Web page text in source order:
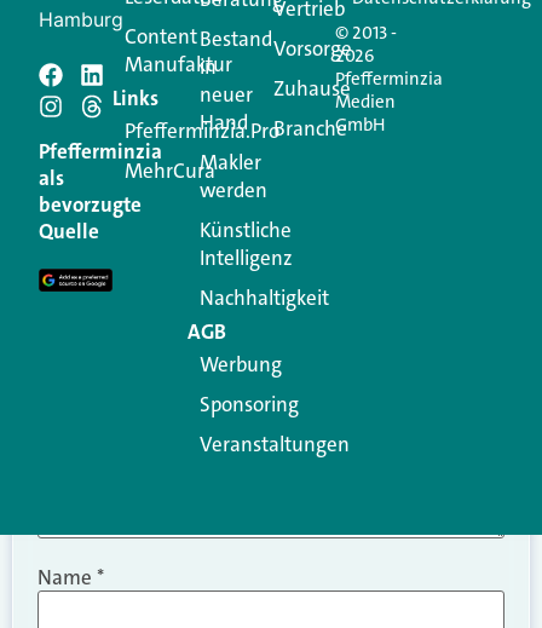
Schreiben Sie einen
Kommentar
Ihre E-Mail-Adresse wird nicht veröffentlicht.
Erforderliche Felder sind mit
Kommentar
Name *
Hamburg
Pfefferminzia
als
bevorzugte
Quelle
Content
Manufaktur
Links
Pfefferminzia.Pro
MehrCura
Bestand
in
neuer
Hand
Makler
werden
Künstliche
Intelligenz
Nachhaltigkeit
AGB
Werbung
Sponsoring
Veranstaltungen
Vertrieb
Vorsorge
Zuhause
Branche
© 2013 -
2026
Pfefferminzia
Medien
GmbH